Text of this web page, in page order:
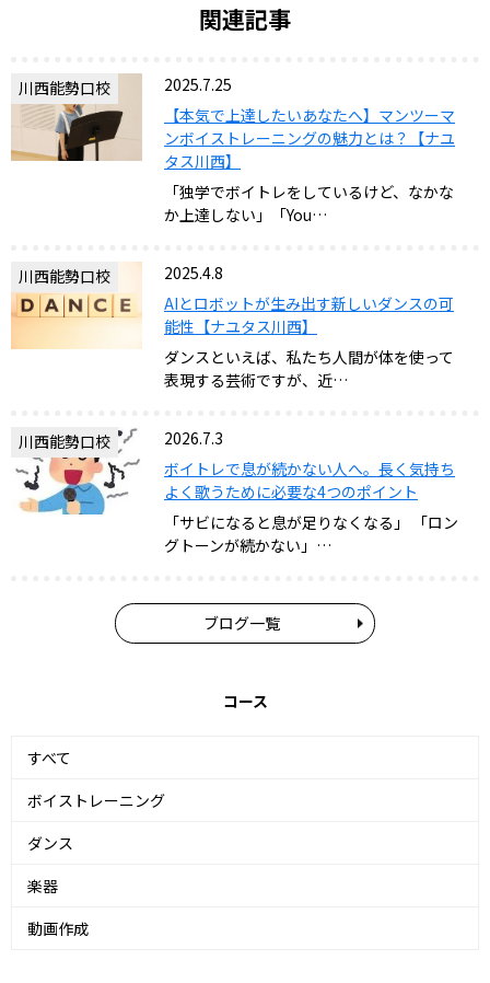
関連記事
川西能勢口校
2025.7.25
【本気で上達したいあなたへ】マンツーマ
ンボイストレーニングの魅力とは？【ナユ
タス川西】
「独学でボイトレをしているけど、なかな
か上達しない」「You…
川西能勢口校
2025.4.8
AIとロボットが生み出す新しいダンスの可
能性【ナユタス川西】
ダンスといえば、私たち人間が体を使って
表現する芸術ですが、近…
川西能勢口校
2026.7.3
ボイトレで息が続かない人へ。長く気持ち
よく歌うために必要な4つのポイント
「サビになると息が足りなくなる」 「ロン
グトーンが続かない」…
ブログ一覧
コース
すべて
ボイストレーニング
ダンス
楽器
動画作成